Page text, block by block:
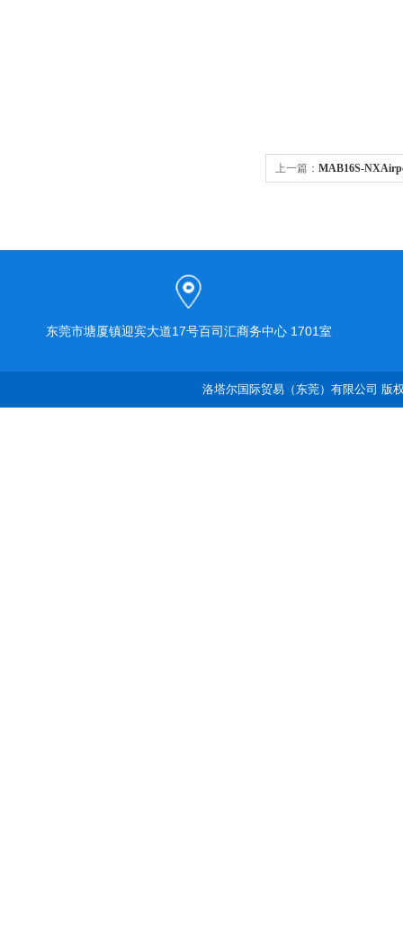
上一篇： MAB16S-
东莞市塘厦镇迎宾大道17号百司汇商务中心 1701室
洛塔尔国际贸易（东莞）有限公司 版